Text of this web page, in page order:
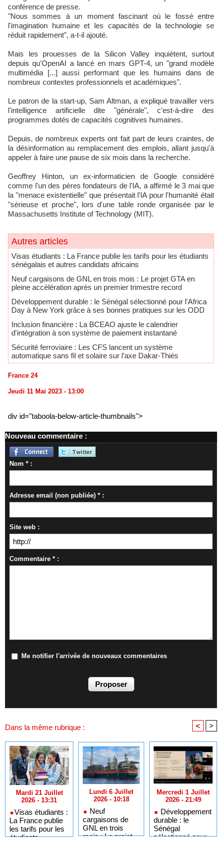
conférence de presse.
"Nous sommes à un moment fascinant où le fossé entre
l'imagination humaine et les capacités de la technologie se
réduit rapidement", a-t-il ajouté.
Mais les prouesses de la Silicon Valley inquiètent, surtout
depuis qu'OpenAI a lancé en mars GPT-4, un "grand modèle
multimédia [...] aussi performant que les humains dans de
nombreux contextes professionnels et académiques".
Le patron de la start-up, Sam Altman, a expliqué travailler vers
l'intelligence artificielle dite "générale", c'est-à-dire des
programmes dotés de capacités cognitives humaines.
Depuis, de nombreux experts ont fait part de leurs craintes, de
la désinformation au remplacement des emplois, allant jusqu'à
appeler à faire une pause de six mois dans la recherche.
Geoffrey Hinton, un ex-informaticien de Google considéré
comme l'un des pères fondateurs de l'IA, a affirmé le 3 mai que
la "menace existentielle" que présentait l'IA pour l'humanité était
"sérieuse et proche", lors d'une table ronde organisée par le
Massachusetts Institute of Technology (MIT).
Autres articles
​Visas étudiants : La France publie les tarifs pour les étudiants
sénégalais et autres candidats africains
Neuf cargaisons de GNL en trois mois : Le projet GTA en
pleine accélération après un premier trimestre record
Développement durable : le Sénégal sélectionné pour l'Africa
Day à New York grâce à ses bonnes pratiques sur les ODD
​Inclusion financière : La BCEAO ajuste le calendrier
d'intégration à son système de paiement instantané
Sécurité ferroviaire : Les CFS lancent un système
automatique sans fil et solaire sur l’axe Dakar-Thiès
France 24
Jeudi 11 Mai 2023 - 13:00
div id="taboola-below-article-thumbnails">
Nouveau commentaire :
Nom * :
Adresse email (non publiée) * :
Site web :
Commentaire * :
Me notifier l'arrivée de nouveaux commentaires
Dans la même rubrique : < >
Mardi 21 Juillet
2026 - 13:31
​Visas étudiants :
La France publie
les tarifs pour les
étudiants
Lundi 6 Juillet
2026 - 10:18
Neuf
cargaisons de
GNL en trois
mois : Le projet
Mercredi 1 Juillet
2026 - 21:49
Développement
durable : le
Sénégal
sélectionné pour